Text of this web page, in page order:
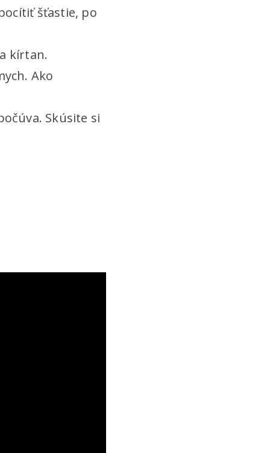
šťastie, po
kírtan.
Ako
Skúsite si